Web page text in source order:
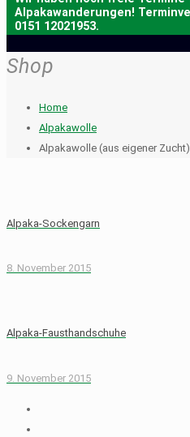
Shop
Home
Alpakawolle
Alpakawolle (aus eigener Zucht)
Alpaka-Sockengarn
8. November 2015
Alpaka-Fausthandschuhe
9. November 2015